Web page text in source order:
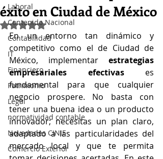
Laboral
Contenido Nacional
Contabilidad
IT
Financiero
Patrimonio
Legal
normatividad contable
Novedades CINIF
Comercio Exterior
éxito en Ciudad de México
Obtuvo NaN de 5 estrellas.
En un entorno tan dinámico y
competitivo como el de Ciudad de
México, implementar estrategias
empresariales efectivas es
fundamental para que cualquier
negocio prospere. No basta con
tener una buena idea o un producto
innovador; necesitas un plan claro,
adaptado a las particularidades del
mercado local y que te permita